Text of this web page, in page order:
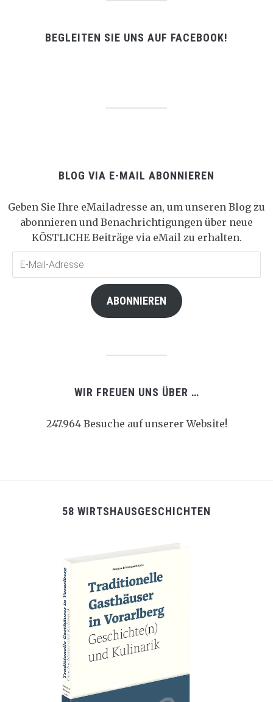
BEGLEITEN SIE UNS AUF FACEBOOK!
BLOG VIA E-MAIL ABONNIEREN
Geben Sie Ihre eMailadresse an, um unseren Blog zu
abonnieren und Benachrichtigungen über neue
KÖSTLICHE Beiträge via eMail zu erhalten.
ABONNIEREN
WIR FREUEN UNS ÜBER …
247.964 Besuche auf unserer Website!
58 WIRTSHAUSGESCHICHTEN